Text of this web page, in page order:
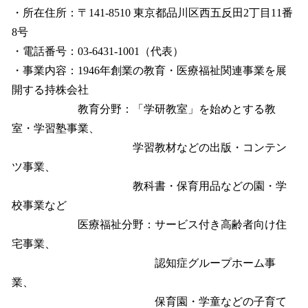
・所在住所：〒141-8510 東京都品川区西五反田2丁目11番
8号
・電話番号：03-6431-1001（代表）
・事業内容：1946年創業の教育・医療福祉関連事業を展
開する持株会社
教育分野：「学研教室」を始めとする教
室・学習塾事業、
学習教材などの出版・コンテン
ツ事業、
教科書・保育用品などの園・学
校事業など
医療福祉分野：サービス付き高齢者向け住
宅事業、
認知症グループホーム事
業、
保育園・学童などの子育て